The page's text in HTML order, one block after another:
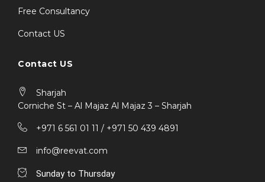
Free Consultancy
Contact US
Contact US
Sharjah
Corniche St – Al Majaz Al Majaz 3 – Sharjah
+971 6 561 01 11 / ‎+971 50 439 4891
info@reevat.com
Sunday to Thursday